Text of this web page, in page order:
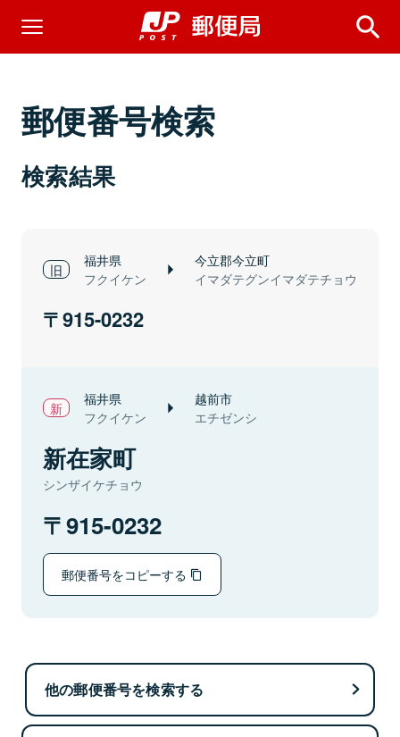
郵便番号検索
検索結果
福井県
フクイケン
今立郡今立町
イマダテグンイマダテチョウ
915-0232
福井県
フクイケン
越前市
エチゼンシ
新在家町
シンザイケチョウ
915-0232
郵便番号をコピーする
他の郵便番号を検索する